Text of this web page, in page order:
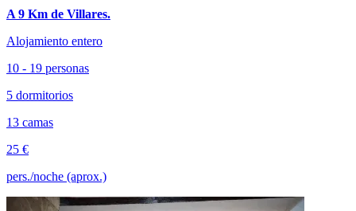
A 9 Km de Villares.
Alojamiento entero
10 - 19 personas
5 dormitorios
13 camas
25 €
pers./noche (aprox.)